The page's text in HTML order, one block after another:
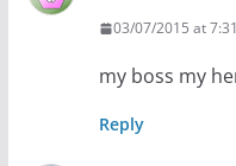
03/07/2015 at
my boss my
Reply